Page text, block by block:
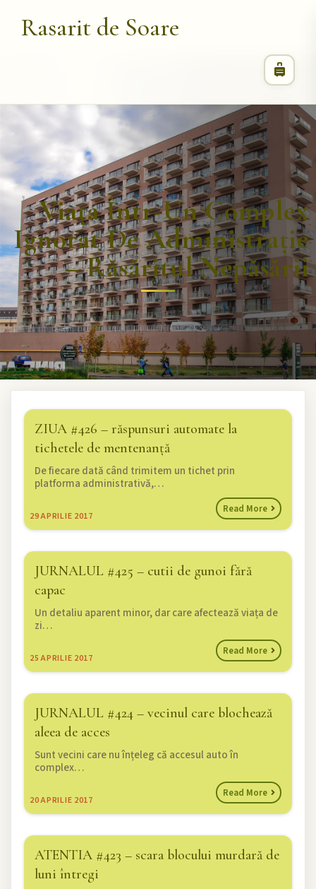
Rasarit de Soare
Viața Într-Un Complex
Ignorat De Administrație
– Răsăritul Nepăsării
ZIUA #426 – răspunsuri automate la
tichetele de mentenanță
29APRILIE 2017
De fiecare dată când trimitem un tichet prin
platforma administrativă,…
Read More
JURNALUL #425 – cutii de gunoi fără
capac
25 APRILIE 2017
Un detaliu aparent minor, dar care afectează viața de
zi…
Read More
JURNALUL #424 – vecinul care blochează
aleea de acces
20APRILIE 2017
Sunt vecini care nu înțeleg că accesul auto în
complex…
Read More
ATENTIA #423 – scara blocului murdară de
luni întregi